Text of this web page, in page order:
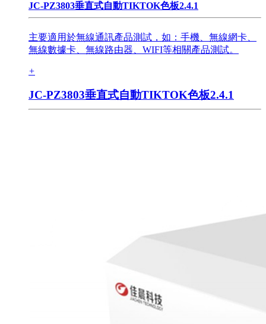
JC-PZ3803垂直式自動TIKTOK色板2.4.1
主要適用於無線通訊產品測試，如：手機、無線網卡、
無線數據卡、無線路由器、WIFI等相關產品測試。
+
JC-PZ3803垂直式自動TIKTOK色板2.4.1